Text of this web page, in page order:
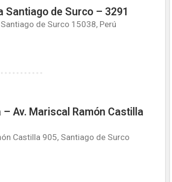
Santiago de Surco – 3291
de Surco 15038, Perú
– Av. Mariscal Ramón Castilla
Castilla 905, Santiago de Surco